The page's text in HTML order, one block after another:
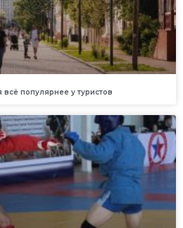
всё популярнее у туристов